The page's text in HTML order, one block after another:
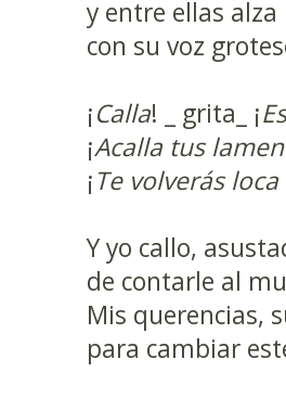
y entre ellas
con su voz
¡Calla! _ grita_ ¡
¡Acalla tus
¡Te volverás
Y yo callo,
de contarle al
Mis querencias,
para cambiar